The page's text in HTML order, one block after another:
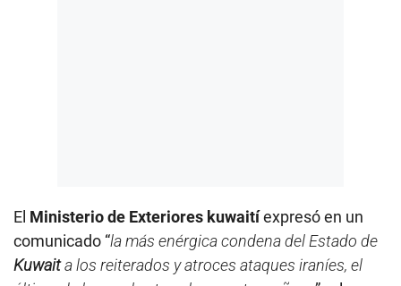
El Ministerio de Exteriores kuwaitíexpresó en un
comunicado “la más enérgica condena del Estado de
Kuwaita los reiterados y atroces ataques iraníes, el